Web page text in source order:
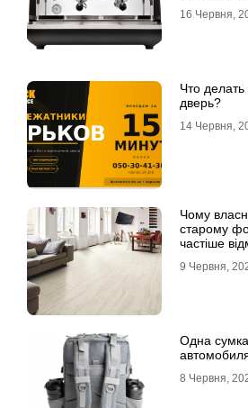
16 Червня,
Что
дверь?
14 Червня,
Чому
старому
частіше
9 Червня,
Одна
8 Червня,